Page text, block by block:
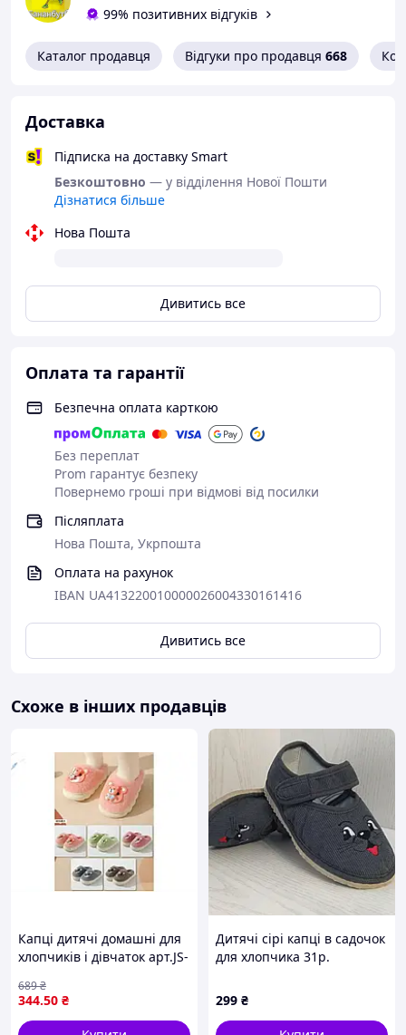
99% позитивних відгуків
Каталог продавця Відгуки про продавця 668
Доставка
Підписка на доставку Smart
Безкоштовно — у відділення Нової Пошти
Дізнатися більше
Нова Пошта
Дивитись все
Оплата та гарантії
Безпечна оплата карткою
Без переплат
Prom гарантує безпеку
Повернемо гроші при відмові від посилки
Післяплата
Нова Пошта, Укрпошта
Оплата на рахунок
IBAN UA413220010000026004330161416
Дивитись все
Схоже в інших продавців
Капці дитячі домашні для
хлопчиків і дівчаток арт.JS-
комфортного носіння
344.50 ₴
689₴
Дитячі сірі капці в садочок
для хлопчика 31р.
299 ₴